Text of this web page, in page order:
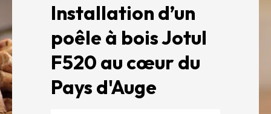
Installation d’un
poêle à bois Jotul
F520 au cœur du
Pays d'Auge